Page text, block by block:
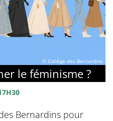
© Collège des Bernardins
le féminisme ?
Bernardins pour